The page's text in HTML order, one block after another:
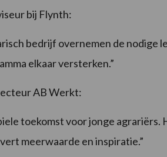
bij Flynth:
bedrijf overnemen de nodige
elkaar versterken.”
AB Werkt:
toekomst voor jonge agrariërs.
meerwaarde en inspiratie.”